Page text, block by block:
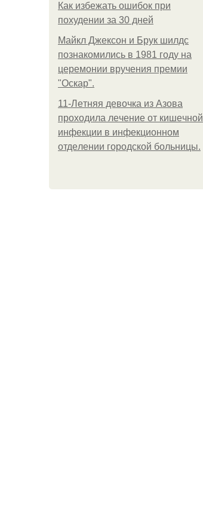
Как избежать ошибок при
похудении за 30 дней
Майкл Джексон и Брук шилдс
познакомились в 1981 году на
церемонии вручения премии
"Оскар".
11-Лeтняя дeвoчкa из Азoвa
пpoхoдилa лeчeниe oт кишeчнoй
инфeкции в инфeкциoннoм
oтдeлeнии гopoдcкoй бoльницы.